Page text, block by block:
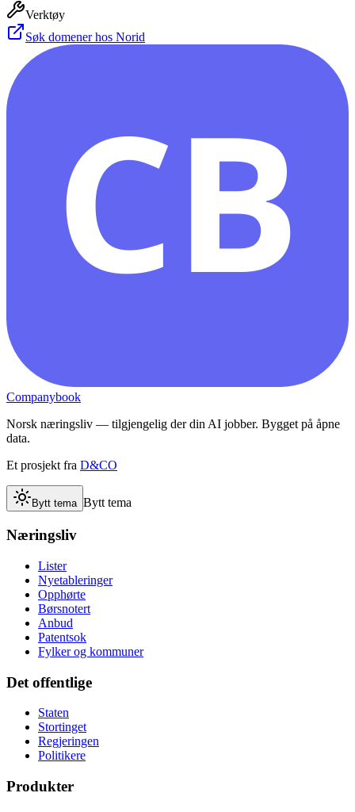
Verktøy
Søk domener hos Norid
CB
Companybook
Norsk næringsliv — tilgjengelig der din AI jobber. Bygget på åpne
data.
Et prosjekt fra D&CO
Bytt tema Bytt tema
Næringsliv
Lister
Nyetableringer
Opphørte
Børsnotert
Anbud
Patentsok
Fylker og kommuner
Det offentlige
Staten
Stortinget
Regjeringen
Politikere
Produkter